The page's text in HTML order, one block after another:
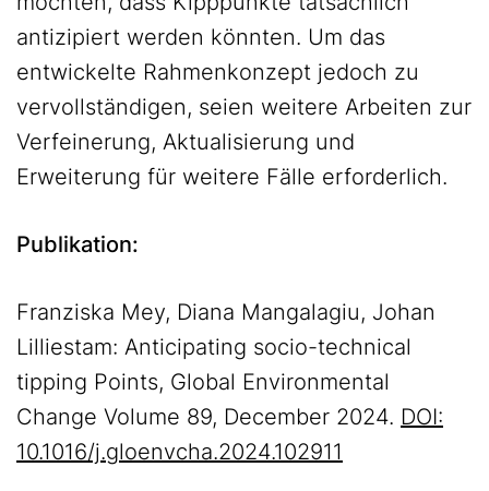
antizipiert werden könnten. Um das
entwickelte Rahmenkonzept jedoch zu
vervollständigen, seien weitere Arbeiten zur
Verfeinerung, Aktualisierung und
Erweiterung für weitere Fälle erforderlich.
Publikation:
Franziska Mey, Diana Mangalagiu, Johan
Lilliestam: Anticipating socio-technical
tipping Points, Global Environmental
Change Volume 89, December 2024. DOI:
10.1016/j.gloenvcha.2024.102911